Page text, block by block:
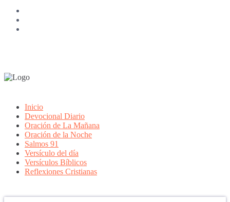
Inicio
Devocional Diario
Oración de La Mañana
Oración de la Noche
Salmos 91
Versículo del día
Versículos Bíblicos
Reflexiones Cristianas